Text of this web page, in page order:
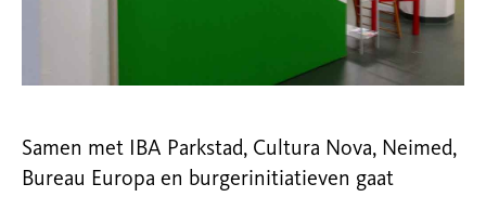
Samen met IBA Parkstad, Cultura Nova, Neimed,
Bureau Europa en burgerinitiatieven gaat